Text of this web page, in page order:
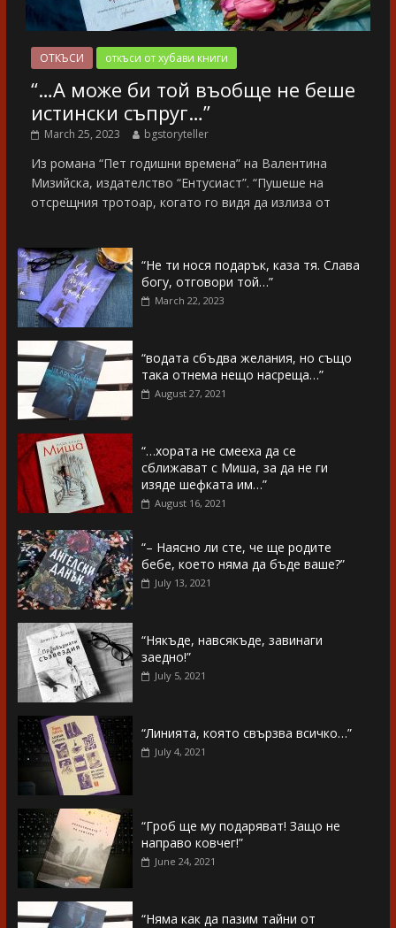
ОТКЪСИ откъси от хубави книги
“…А може би той въобще не беше
истински съпруг…”
March 25, 2023 bgstoryteller
Из романа “Пет годишни времена” на Валентина
Мизийска, издателство “Ентусиаст”. “Пушеше на
отсрещния тротоар, когато го видя да излиза от
“Не ти нося подарък, каза тя. Слава
богу, отговори той…”
March 22, 2023
“водата сбъдва желания, но също
така отнема нещо насреща…”
August 27, 2021
“…хората не смееха да се
сближават с Миша, за да не ги
изяде шефката им…”
August 16, 2021
“– Наясно ли сте, че ще родите
бебе, което няма да бъде ваше?”
July 13, 2021
“Някъде, навсякъде, завинаги
заедно!”
July 5, 2021
“Линията, която свързва всичко…”
July 4, 2021
“Гроб ще му подаряват! Защо не
направо ковчег!”
June 24, 2021
“Няма как да пазим тайни от